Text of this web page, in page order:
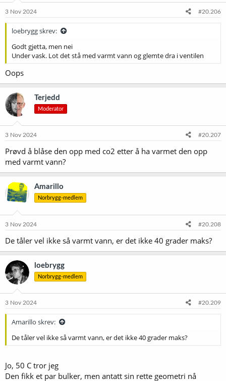
3 Nov 2024 #20.206
loebrygg skrev:
Godt gjetta, men nei
Under vask. Lot det stå med varmt vann og glemte dra i ventilen
Oops
Terjedd
Moderator
3 Nov 2024 #20.207
Prøvd å blåse den opp med co2 etter å ha varmet den opp
med varmt vann?
Amarillo
Norbrygg-medlem
3 Nov 2024 #20.208
De tåler vel ikke så varmt vann, er det ikke 40 grader maks?
loebrygg
Norbrygg-medlem
3 Nov 2024 #20.209
Amarillo skrev:
De tåler vel ikke så varmt vann, er det ikke 40 grader maks?
Jo, 50 C tror jeg
Den fikk et par bulker, men antatt sin rette geometri nå